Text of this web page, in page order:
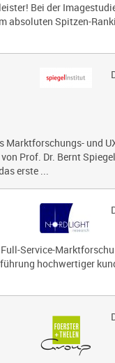
Bei der
absoluten Spitzen-
Marktforschungs- und
Prof. Dr. Bernt
erste ...
Full-Service-
hochwertiger